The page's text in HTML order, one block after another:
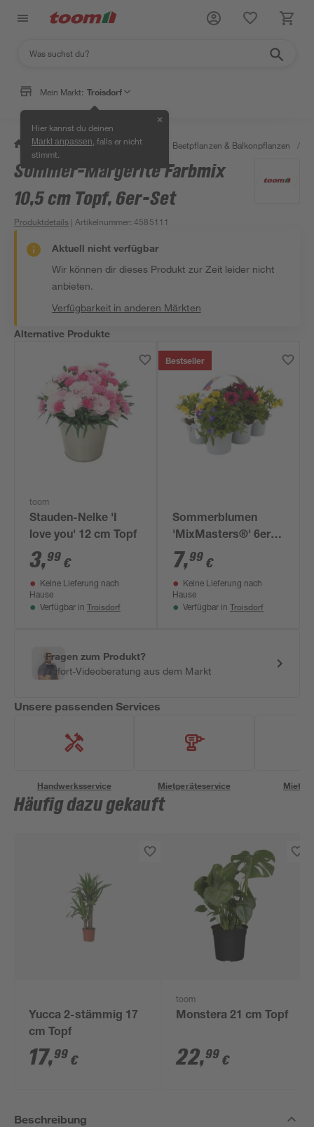
Mein Markt: Troisdorf
Hier kannst du deinen
Markt anpassen , falls er nicht
stimmt.
✕
/ Garten & Freizeit / Pflanzen Beetpflanzen & Balkonpflanzen /
Sommer-Margerite Farbmix
10,5 cm Topf, 6er-Set
Produktdetails | Artikelnummer:4585111
Aktuell nicht verfügbar
Wir können dir dieses Produkt zur Zeit leider nicht
anbieten.
Verfügbarkeit in anderen Märkten
Alternative Produkte
toom
Stauden-Nelke 'I
love you' 12 cm Topf
3,99 €
Keine Lieferung nach
Hause
Verfügbar in Troisdorf
Bestseller
Sommerblumen
'MixMasters®' 6er-
Tray
7,99 €
Keine Lieferung nach
Hause
Verfügbar in Troisdorf
Fragen zum Produkt?
Sofort-Videoberatung aus dem Markt
Unsere passenden Services
Handwerksservice Mietgeräteservice
Häufig dazu gekauft
Yucca 2-stämmig 17
cm Topf
17,99 €
toom
Monstera 21 cm Topf
22,99 €
Beschreibung